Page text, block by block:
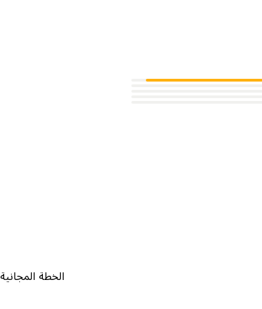
الخطة المجانية